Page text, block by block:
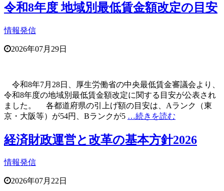
令和8年度 地域別最低賃金額改定の目安
情報発信
2026年07月29日
令和8年7月28日、厚生労働省の中央最低賃金審議会より、
令和8年度の地域別最低賃金額改定に関する目安が公表され
ました。 各都道府県の引上げ額の目安は、Aランク（東
京・大阪等）が54円、Bランクが5 …続きを読む
経済財政運営と改革の基本方針2026
情報発信
2026年07月22日